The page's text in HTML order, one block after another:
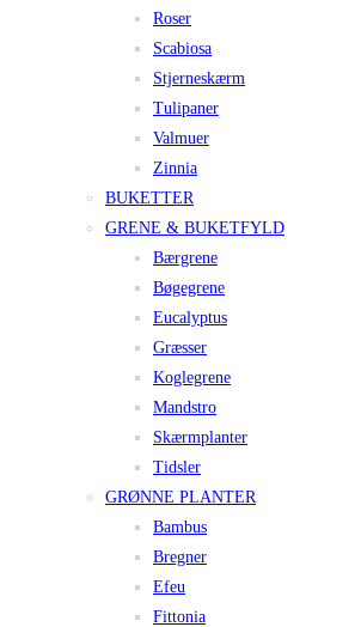
Roser
Scabiosa
Stjerneskærm
Tulipaner
Valmuer
Zinnia
BUKETTER
GRENE & BUKETFYLD
Bærgrene
Bøgegrene
Eucalyptus
Græsser
Koglegrene
Mandstro
Skærmplanter
Tidsler
GRØNNE PLANTER
Bambus
Bregner
Efeu
Fittonia